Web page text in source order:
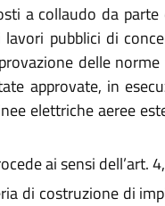
a collaudo da
pubblici di
delle
approvate, in
elettriche aeree
ai sensi dell’art.
di costruzione di